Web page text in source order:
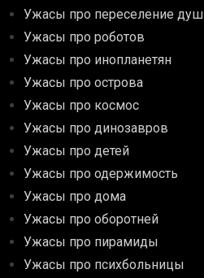
Ужасы про переселение душ
Ужасы про роботов
Ужасы про инопланетян
Ужасы про острова
Ужасы про космос
Ужасы про динозавров
Ужасы про детей
Ужасы про одержимость
Ужасы про дома
Ужасы про оборотней
Ужасы про пирамиды
Ужасы про психбольницы